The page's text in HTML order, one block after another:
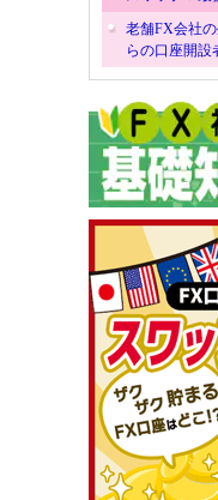
老舗FX会社
らの口座開設